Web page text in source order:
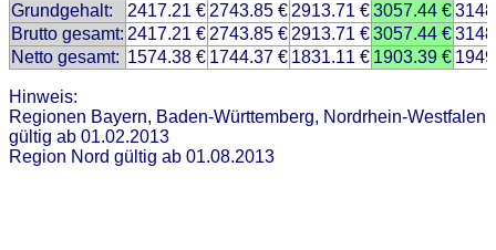
Grundgehalt:
2417.21 € 2743.85 € 2913.71 €3057.44 €
Brutto gesamt: 2417.21 € 2743.85 € 2913.71 €3057.44 €
Netto gesamt: 1574.38 € 1744.37 € 1831.11 € 1903.39 €
Hinweis:
Regionen Bayern, Baden-Württemberg, Nordrhein-Westfalen
gültig ab 01.02.2013
Region Nord gültig ab 01.08.2013